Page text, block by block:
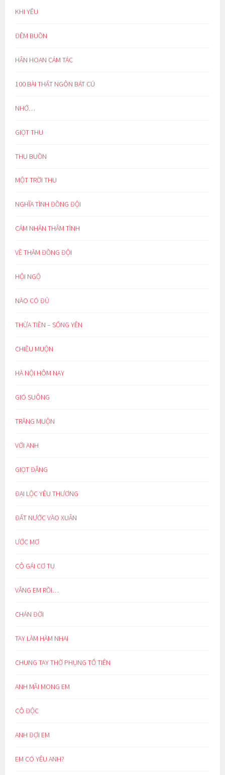
KHI YÊU
ĐÊM BUỒN
HÂN HOAN CẢM TÁC
100 BÀI THẤT NGÔN BÁT CÚ
NHỚ…
GIỌT THU
THU BUỒN
MỘT TRỜI THU
NGHĨA TÌNH ĐỒNG ĐỘI
CẢM NHẬN THÂM TÌNH
VỀ THĂM ĐỒNG ĐỘI
HỘI NGỘ
NÀO CÓ ĐỦ
THỪA TIỀN – SỐNG YÊN
CHIỀU MUỘN
HÀ NỘI HÔM NAY
GIÓ SUÔNG
TRĂNG MUỘN
VỚI ANH
GIỌT ĐẮNG
ĐẠI LỘC YÊU THƯƠNG
ĐẤT NƯỚC VÀO XUÂN
ƯỚC MƠ
CÔ GÁI CƠ TU
VẮNG EM RỒI…
CHÁN ĐỜI
TAY LÀM HÀM NHAI
CHUNG TAY THỜ PHỤNG TỔ TIÊN
ANH MÃI MONG EM
CÔ ĐỘC
ANH ĐỢI EM
EM CÓ YÊU ANH?